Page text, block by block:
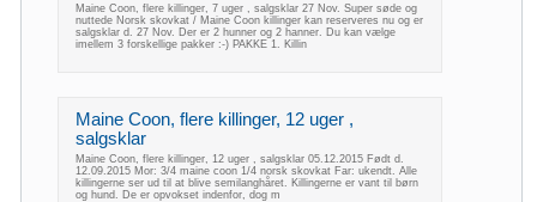
Maine Coon, flere killinger, 7 uger , salgsklar 27 Nov. Super søde og
nuttede Norsk skovkat / Maine Coon killinger kan reserveres nu og er
salgsklar d. 27 Nov. Der er 2 hunner og 2 hanner. Du kan vælge
imellem 3 forskellige pakker :-) PAKKE 1. Killin
Maine Coon, flere killinger, 12 uger ,
salgsklar
Maine Coon, flere killinger, 12 uger , salgsklar 05.12.2015 Født d.
12.09.2015 Mor: 3/4 maine coon 1/4 norsk skovkat Far: ukendt. Alle
killingerne ser ud til at blive semilanghåret. Killingerne er vant til børn
og hund. De er opvokset indenfor, dog m